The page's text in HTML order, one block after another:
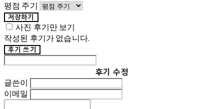
평점 주기
저장하기
사진 후기만 보기
작성된 후기가 없습니다.
후기 쓰기
후기 수정
글쓴이
이메일